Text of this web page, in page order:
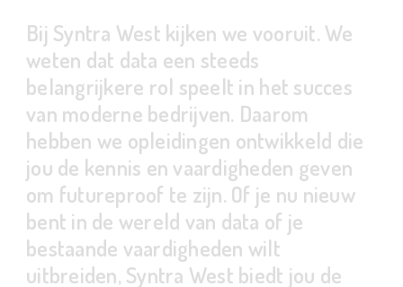
Bij Syntra West kijken we vooruit. We
weten dat data een steeds
belangrijkere rol speelt in het succes
van moderne bedrijven. Daarom
hebben we opleidingen ontwikkeld die
jou de kennis en vaardigheden geven
om futureproof te zijn. Of je nu nieuw
bent in de wereld van data of je
bestaande vaardigheden wilt
uitbreiden, Syntra West biedt jou de